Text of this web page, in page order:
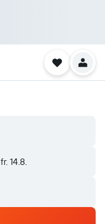
fr. 14.8.